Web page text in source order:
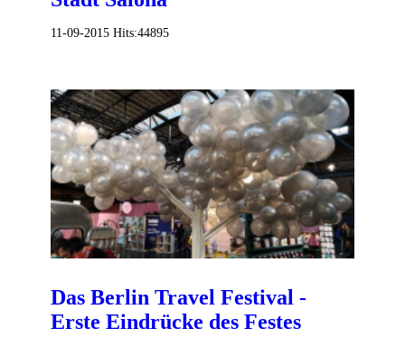
11-09-2015 Hits:44895
Das Berlin Travel Festival -
Erste Eindrücke des Festes